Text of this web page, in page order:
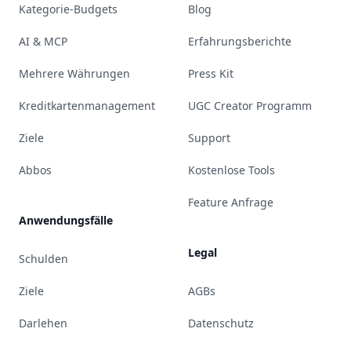
Kategorie-Budgets
AI & MCP
Mehrere Währungen
Kreditkartenmanagement
Ziele
Abbos
Anwendungsfälle
Schulden
Ziele
Darlehen
Blog
Erfahrungsberichte
Press Kit
UGC Creator Programm
Support
Kostenlose Tools
Feature Anfrage
Legal
AGBs
Datenschutz